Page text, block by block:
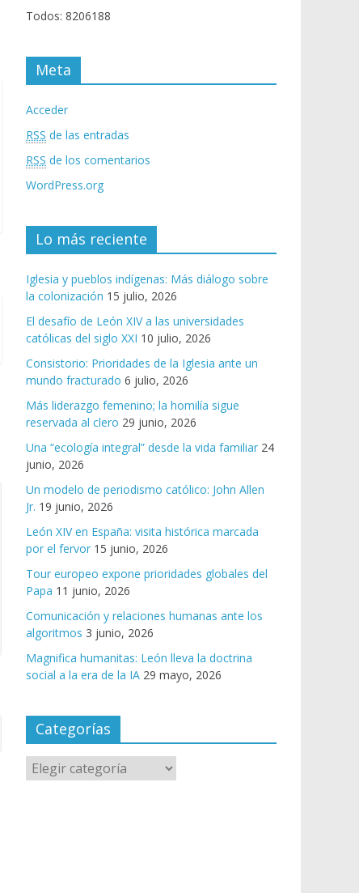
Todos: 8206188
Meta
Acceder
RSS de las entradas
RSS de los comentarios
WordPress.org
Lo más reciente
Iglesia y pueblos indígenas: Más diálogo sobre
la colonización 15 julio, 2026
El desafío de León XIV a las universidades
católicas del siglo XXI 10 julio, 2026
Consistorio: Prioridades de la Iglesia ante un
mundo fracturado 6 julio, 2026
Más liderazgo femenino; la homilía sigue
reservada al clero 29 junio, 2026
Una “ecología integral” desde la vida familiar 24
junio, 2026
Un modelo de periodismo católico: John Allen
Jr. 19 junio, 2026
León XIV en España: visita histórica marcada
por el fervor 15 junio, 2026
Tour europeo expone prioridades globales del
Papa 11 junio, 2026
Comunicación y relaciones humanas ante los
algoritmos 3 junio, 2026
Magnifica humanitas: León lleva la doctrina
social a la era de la IA 29 mayo, 2026
Categorías